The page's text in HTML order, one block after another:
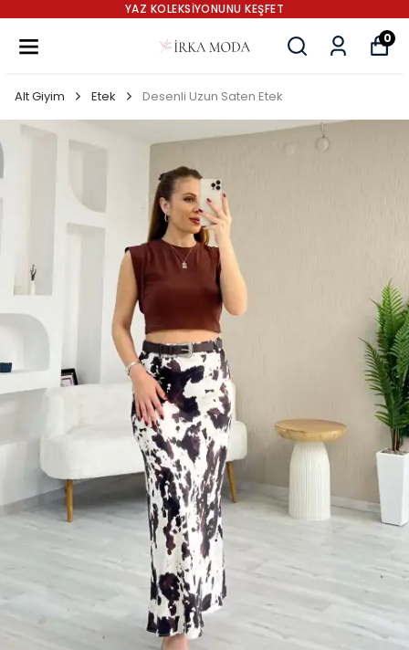
YAZ KOLEKSİYONUNU KEŞFET
0
Alt Giyim Etek Desenli Uzun Saten Etek